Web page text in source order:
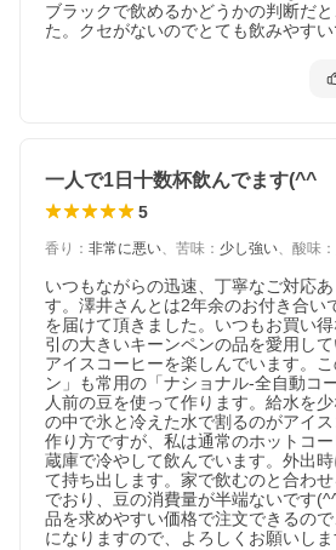
爆発を防ぐ特殊バルブで鮮度を逃さず保
性があります。特殊な呼吸口がガスだけ
れない構造で鮮度をキープ。届いた瞬間
みいただけます。
ブラックで飲めるかどうかの判断だ
た。クセがないのでとても飲みやすい
一人で1日十数杯飲んでます(^^ゞ
5
香り ： 非常に悪い、 苦味 ： 少し強い、 酸味 ：
いつもながらの迅速、丁寧なご対応
す。澤井さんとは2年余のお付き合い
を届けて頂きました。いつもお買い
引の大きいキーンペンの品を愛用し
アイスコーヒーを楽しんでいます。
ン」も常用の「ナショナル-全自動コ
人前の豆を使って作ります。給水を
の中で氷と冷えた水で割るのがアイ
作り方ですが、私は通常のホットコ
蔵庫で冷やして飲んでいます。外出
て持ち出します。家で飲むのと合わ
でおり、豆の消費量が半端ないです
品を求めやすい価格で注文できるの
になりますので、よろしくお願いしま